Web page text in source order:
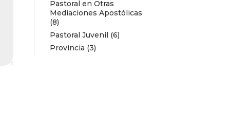
Pastoral en Otras
Mediaciones Apostólicas
(8)
Pastoral Juvenil (6)
Provincia (3)